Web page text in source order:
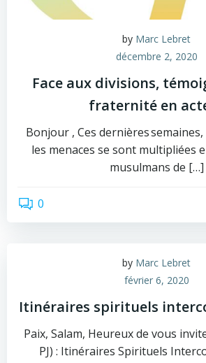
by Marc Lebret
décembre 2, 2020
Face aux divisions,
fraternité en
Bonjour , Ces dernières
les menaces se sont multipliées
musulmans de […]
0
by Marc Lebret
février 6, 2020
Itinéraires spirituels
Paix, Salam, Heureux de vous
PJ) : Itinéraires Spirituels